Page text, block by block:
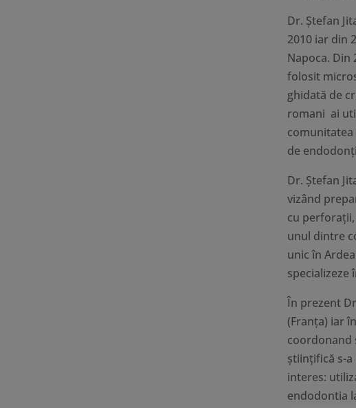
Dr. Ştefan
2010 iar din
Napoca.
folosit
ghidată de
romani ai
comunitatea
de
Dr. Ștefan
vizând
cu
unul dintre
unic în
specializeze
În prezent
(Franța) iar
coordonand
științifică s-
interes:
endodontia